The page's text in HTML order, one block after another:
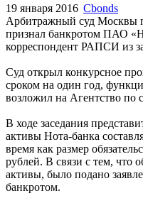
РАПСИ
Арбитражный суд Москвы
признал банкротом ПАО
корреспондент РАПСИ из
Суд открыл конкурсное
сроком на один год,
возложил на Агентство
В ходе заседания
активы Нота-банка